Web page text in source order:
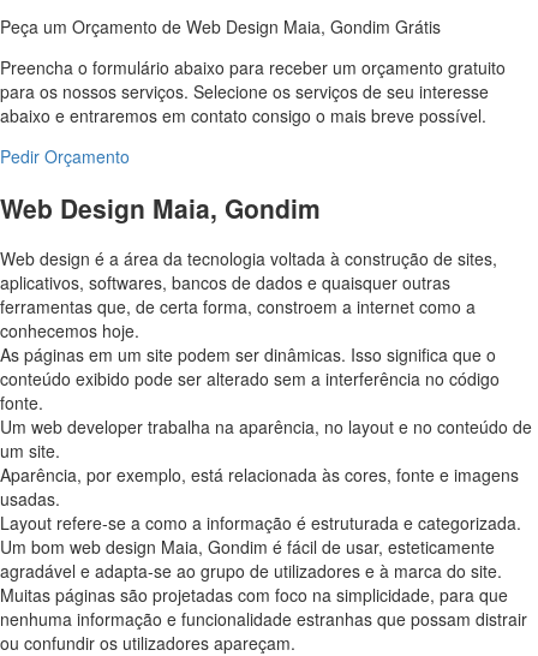
Peça um Orçamento de Web Design Maia, Gondim Grátis
Preencha o formulário abaixo para receber um orçamento gratuito
para os nossos serviços. Selecione os serviços de seu interesse
abaixo e entraremos em contato consigo o mais breve possível.
Pedir Orçamento
Web Design Maia, Gondim
Web design é a área da tecnologia voltada à construção de sites,
aplicativos, softwares, bancos de dados e quaisquer outras
ferramentas que, de certa forma, constroem a internet como a
conhecemos hoje.
As páginas em um site podem ser dinâmicas. Isso significa que o
conteúdo exibido pode ser alterado sem a interferência no código
fonte.
Um web developer trabalha na aparência, no layout e no conteúdo de
um site.
Aparência, por exemplo, está relacionada às cores, fonte e imagens
usadas.
Layout refere-se a como a informação é estruturada e categorizada.
Um bom web design Maia, Gondim é fácil de usar, esteticamente
agradável e adapta-se ao grupo de utilizadores e à marca do site.
Muitas páginas são projetadas com foco na simplicidade, para que
nenhuma informação e funcionalidade estranhas que possam distrair
ou confundir os utilizadores apareçam.